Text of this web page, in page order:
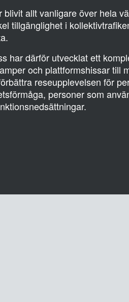
blivit allt vanligare över hela
tillgänglighet i
har därför utvecklat ett
och plattformshissar till
reseupplevelsen för
personer som